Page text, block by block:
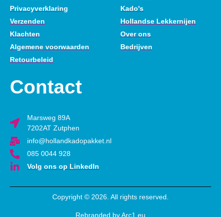
Privacyverklaring
Verzenden
Klachten
Algemene voorwaarden
Retourbeleid
Kado's
Hollandse Lekkernijen
Over ons
Bedrijven
Contact
Marsweg 89A
7202AT Zutphen
info@hollandkadopakket.nl
085 0044 928
Volg ons op LinkedIn
Copyright © 2026. All rights reserved.
Rebranded by Arc1.eu